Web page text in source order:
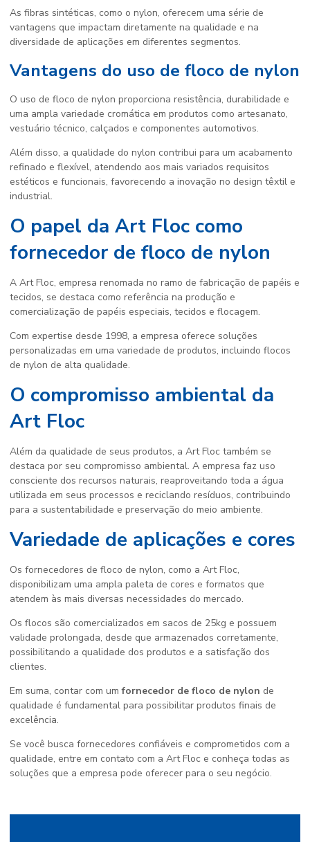
As fibras sintéticas, como o nylon, oferecem uma série de
vantagens que impactam diretamente na qualidade e na
diversidade de aplicações em diferentes segmentos.
Vantagens do uso de floco de nylon
O uso de floco de nylon proporciona resistência, durabilidade e
uma ampla variedade cromática em produtos como artesanato,
vestuário técnico, calçados e componentes automotivos.
Além disso, a qualidade do nylon contribui para um acabamento
refinado e flexível, atendendo aos mais variados requisitos
estéticos e funcionais, favorecendo a inovação no design têxtil e
industrial.
O papel da Art Floc como
fornecedor de floco de nylon
A Art Floc, empresa renomada no ramo de fabricação de papéis e
tecidos, se destaca como referência na produção e
comercialização de papéis especiais, tecidos e flocagem.
Com expertise desde 1998, a empresa oferece soluções
personalizadas em uma variedade de produtos, incluindo flocos
de nylon de alta qualidade.
O compromisso ambiental da
Art Floc
Além da qualidade de seus produtos, a Art Floc também se
destaca por seu compromisso ambiental. A empresa faz uso
consciente dos recursos naturais, reaproveitando toda a água
utilizada em seus processos e reciclando resíduos, contribuindo
para a sustentabilidade e preservação do meio ambiente.
Variedade de aplicações e cores
Os fornecedores de floco de nylon, como a Art Floc,
disponibilizam uma ampla paleta de cores e formatos que
atendem às mais diversas necessidades do mercado.
Os flocos são comercializados em sacos de 25kg e possuem
validade prolongada, desde que armazenados corretamente,
possibilitando a qualidade dos produtos e a satisfação dos
clientes.
Em suma, contar com umfornecedor de floco de nylon de
qualidade é fundamental para possibilitar produtos finais de
excelência.
Se você busca fornecedores confiáveis e comprometidos com a
qualidade, entre em contato com a Art Floc e conheça todas as
soluções que a empresa pode oferecer para o seu negócio.